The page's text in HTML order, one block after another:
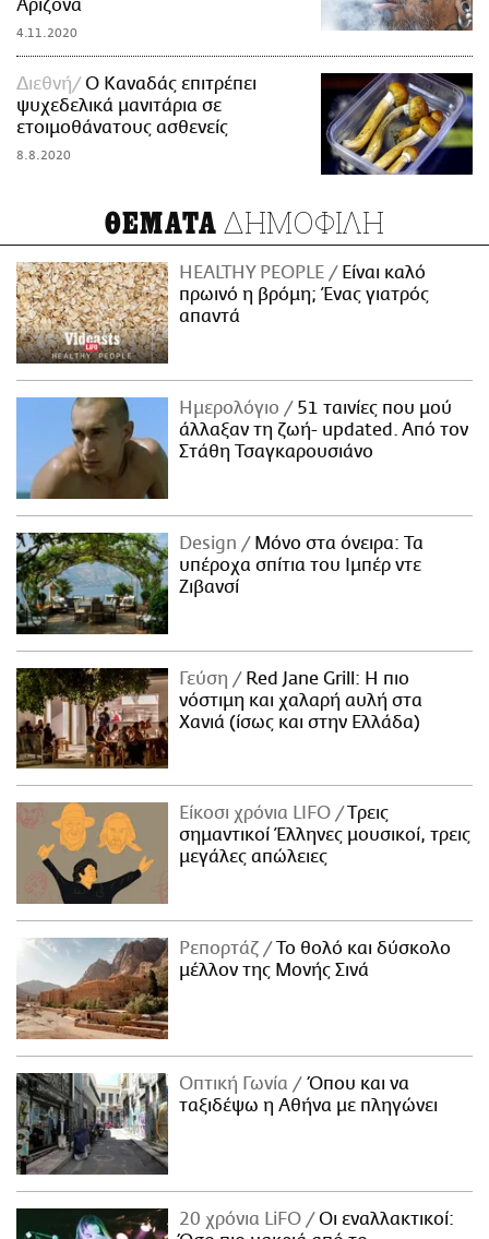
Αριζόνα
4.11.2020
Διεθνή
O Καναδάς επιτρέπει
ψυχεδελικά μανιτάρια σε
ετοιμοθάνατους ασθενείς
8.8.2020
ΘΕΜΑΤΑ ΔΗΜΟΦΙΛΗ
HEALTHY PEOPLE
Είναι καλό
πρωινό η βρόμη; Ένας γιατρός
απαντά
Ημερολόγιο
51 ταινίες που μού
άλλαξαν τη ζωή- updated. Aπό τον
Στάθη Τσαγκαρουσιάνο
Design
Μόνο στα όνειρα: Τα
υπέροχα σπίτια του Ιμπέρ ντε
Ζιβανσί
Γεύση
Red Jane Grill: Η πιο
νόστιμη και χαλαρή αυλή στα
Χανιά (ίσως και στην Ελλάδα)
Είκοσι χρόνια LIFO
Tρεις
σημαντικοί Έλληνες μουσικοί, τρεις
μεγάλες απώλειες
Ρεπορτάζ
Το θολό και δύσκολο
μέλλον της Μονής Σινά
Οπτική Γωνία
Όπου και να
ταξιδέψω η Αθήνα με πληγώνει
20 χρόνια LiFO
Οι εναλλακτικοί: